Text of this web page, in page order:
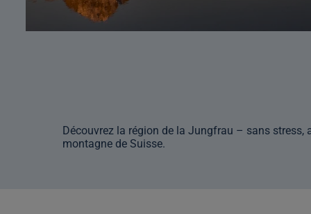
Découvrez la région de la Jungfrau – sans stress,
montagne de Suisse.